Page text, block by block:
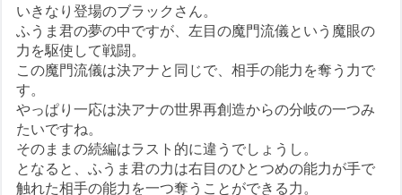
いきなり登場のブラックさん。
ふうま君の夢の中ですが、左目の魔門流儀という魔眼の
力を駆使して戦闘。
この魔門流儀は決アナと同じで、相手の能力を奪う力で
す。
やっぱり一応は決アナの世界再創造からの分岐の一つみ
たいですね。
そのままの続編はラスト的に違うでしょうし。
となると、ふうま君の力は右目のひとつめの能力が手で
触れた相手の能力を一つ奪うことができる力。